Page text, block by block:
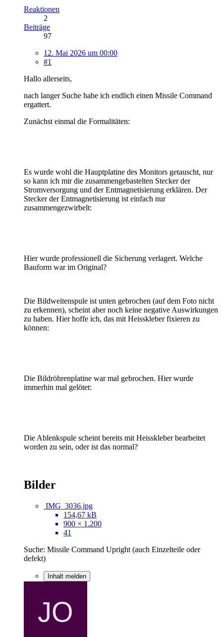
Reaktionen
2
Beiträge
97
12. Mai 2026 um 00:00
#1
Hallo allerseits,
nach langer Suche habe ich endlich einen Missile Command
ergattert.
Zunächst einmal die Formalitäten:
Es wurde wohl die Hauptplatine des Monitors getauscht, nur
so kann ich mir die zusammengebastelten Stecker der
Stromversorgung und der Entmagnetisierung erklären. Der
Stecker der Entmagnetisierung ist einfach nur
zusammengezwirbelt:
Hier wurde professionell die Sicherung verlagert. Welche
Bauform war im Original?
Die Bildweitenspule ist unten gebrochen (auf dem Foto nicht
zu erkennen), scheint aber noch keine negative Auswirkungen
zu haben. Hier hoffe ich, das mit Heisskleber fixieren zu
können:
Die Bildröhrenplatine war mal gebrochen. Hier wurde
immerhin mal gelötet:
Die Ablenkspule scheint bereits mit Heisskleber bearbeitet
worden zu sein, oder ist das normal?
Bilder
IMG_3036.jpg
154,67 kB
900 × 1.200
41
Suche: Missile Command Upright (auch Einzelteile oder
defekt)
Inhalt melden